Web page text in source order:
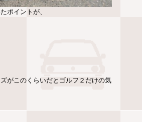
ポイントが、
がこのくらいだとゴルフ２だけの気